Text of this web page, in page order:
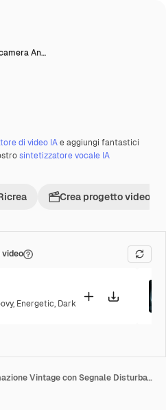
An…
di video IAe aggiungi fantastici
sintetizzatore vocale IA
Crea progetto video
, Energetic, Dark
Icona Videocamera Animazione Vintage con Segnale Disturbato